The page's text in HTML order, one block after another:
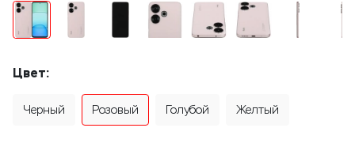
Цвет:
Черный Розовый Голубой Желтый